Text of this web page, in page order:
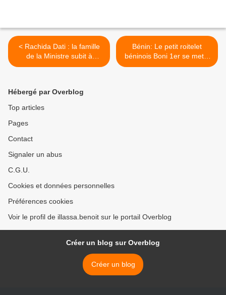
< Rachida Dati : la famille
de la Ministre subit à
nouveau les affres de la
Bénin: Le petit roitelet
béninois Boni 1er se met à
genoux devant le pharaon
Hébergé par Overblog
Top articles
Pages
Contact
Signaler un abus
C.G.U.
Cookies et données personnelles
Préférences cookies
Voir le profil de illassa.benoit sur le portail Overblog
Créer un blog sur Overblog
Créer un blog